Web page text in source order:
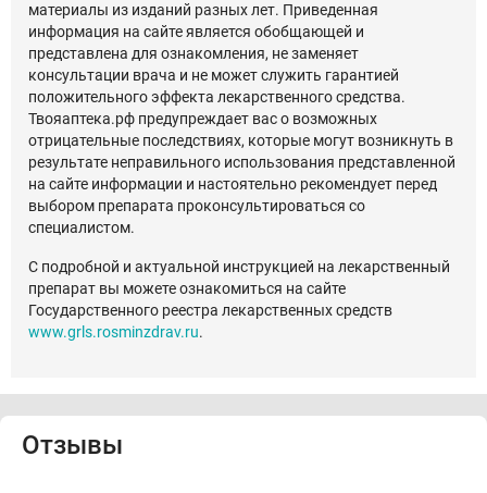
материалы из изданий разных лет. Приведенная
информация на сайте является обобщающей и
представлена для ознакомления, не заменяет
консультации врача и не может служить гарантией
положительного эффекта лекарственного средства.
Твояаптека.рф предупреждает вас о возможных
отрицательные последствиях, которые могут возникнуть в
результате неправильного использования представленной
на сайте информации и настоятельно рекомендует перед
выбором препарата проконсультироваться со
специалистом.
С подробной и актуальной инструкцией на лекарственный
препарат вы можете ознакомиться на сайте
Государственного реестра лекарственных средств
www.grls.rosminzdrav.ru.
Отзывы